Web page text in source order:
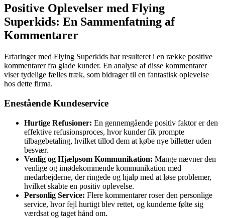
Positive Oplevelser med Flying
Superkids: En Sammenfatning af
Kommentarer
Erfaringer med Flying Superkids har resulteret i en række positive
kommentarer fra glade kunder. En analyse af disse kommentarer
viser tydelige fælles træk, som bidrager til en fantastisk oplevelse
hos dette firma.
Enestående Kundeservice
Hurtige Refusioner: En gennemgående positiv faktor er den
effektive refusionsproces, hvor kunder fik prompte
tilbagebetaling, hvilket tillod dem at købe nye billetter uden
besvær.
Venlig og Hjælpsom Kommunikation: Mange nævner den
venlige og imødekommende kommunikation med
medarbejderne, der ringede og hjalp med at løse problemer,
hvilket skabte en positiv oplevelse.
Personlig Service: Flere kommentarer roser den personlige
service, hvor fejl hurtigt blev rettet, og kunderne følte sig
værdsat og taget hånd om.